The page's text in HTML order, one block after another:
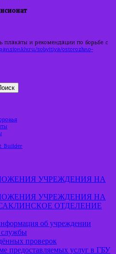
плакаты и рекомендации по борьбе с
sobyitiya/ostorozhno-
Builder
УЧРЕЖДЕНИЯ НА
УЧРЕЖДЕНИЯ НА
ОТДЕЛЕНИЕ
об учреждении
проверок
предоставляемых услуг в ГБУ